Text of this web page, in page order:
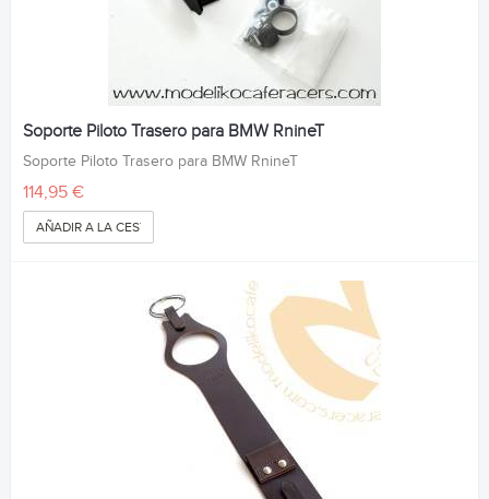
Soporte Piloto Trasero para BMW RnineT
Soporte Piloto Trasero para BMW RnineT
114,95 €
AÑADIR A LA CESTA